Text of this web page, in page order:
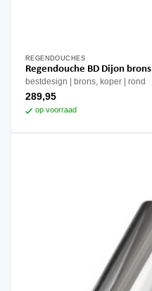
REGENDOUCHES
Regendouche BD Dijon brons
bestdesign brons, koper rond
289,95
op voorraad